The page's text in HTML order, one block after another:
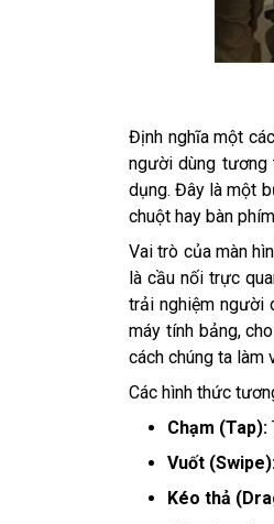
Định nghĩa một
người dùng tương
dụng. Đây là một
chuột hay bàn
Vai trò của màn
là cầu nối trực
trải nghiệm người
máy tính bảng,
cách chúng ta làm
Các hình thức
Chạm (Tap):
Vuốt
Kéo thả